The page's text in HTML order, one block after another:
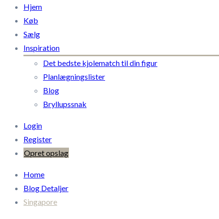
Hjem
Køb
Sælg
Inspiration
Det bedste kjolematch til din figur
Planlægningslister
Blog
Bryllupssnak
Login
Register
Opret opslag
Home
Blog Detaljer
Singapore